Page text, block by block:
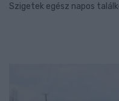
Szigetek egész napos